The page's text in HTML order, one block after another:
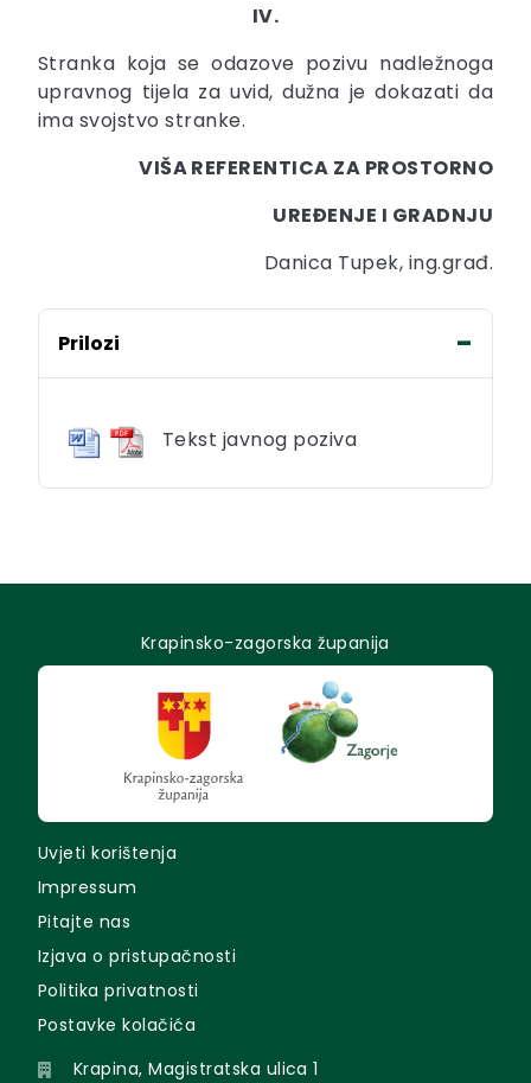
IV.
Stranka koja se odazove pozivu nadležnoga
upravnog tijela za uvid, dužna je dokazati da
ima svojstvo stranke.
VIŠA REFERENTICA ZA PROSTORNO
UREĐENJE I GRADNJU
Danica Tupek, ing.građ.
Prilozi
Tekst javnog poziva
Krapinsko-zagorska županija
Uvjeti korištenja
Impressum
Pitajte nas
Izjava o pristupačnosti
Politika privatnosti
Postavke kolačića
Krapina, Magistratska ulica 1